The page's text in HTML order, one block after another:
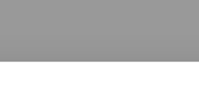
Industriemechaniker o.ä.